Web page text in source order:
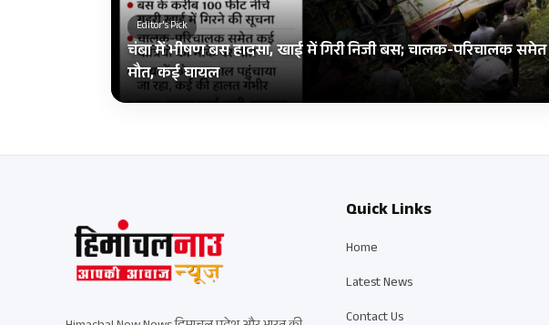
Editor's Pick
चंबा में भीषण बस हादसा, खाई में गिरी निजी बस; चालक-परिचालक समेत
मौत, कई घायल
Quick Links
Home
Latest News
Contact Us